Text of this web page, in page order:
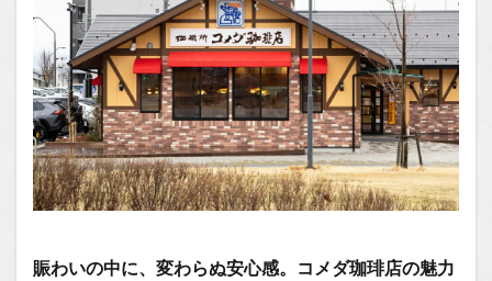
完備！
ノマド
ワーカ
ーにも
嬉しい
快適さ
1.0.4
安定の
美味し
さ。コ
ングで
賑わいの中に、変わらぬ安心感。コメダ珈琲店の魅力